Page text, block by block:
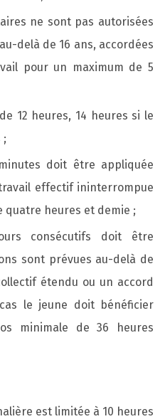
ne sont pas autorisées
delà de 16 ans, accordées
pour un maximum de 5
12 heures, 14 heures si le
;
doit être appliquée
effectif ininterrompue
heures et demie ;
consécutifs doit être
sont prévues au-delà de
étendu ou un accord
le jeune doit bénéficier
minimale de 36 heures
est limitée à 10 heures